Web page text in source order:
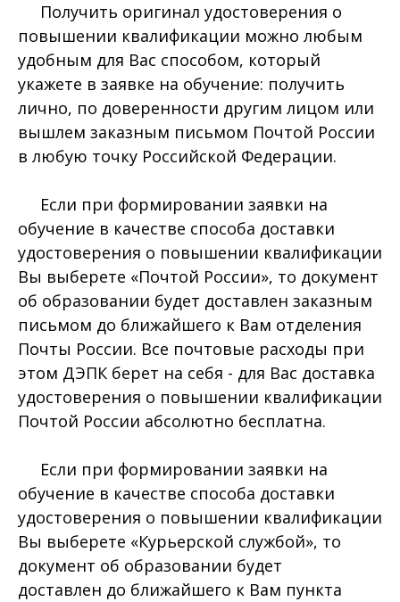
Получить оригинал удостоверения о
повышении квалификации можно любым
удобным для Вас способом, который
укажете в заявке на обучение: получить
лично, по доверенности другим лицом или
вышлем заказным письмом Почтой России
в любую точку Российской Федерации.
Если при формировании заявки на
обучение в качестве способа доставки
удостоверения о повышении квалификации
Вы выберете «Почтой России», то документ
об образовании будет доставлен заказным
письмом до ближайшего к Вам отделения
Почты России. Все почтовые расходы при
этом ДЭПК берет на себя - для Вас доставка
удостоверения о повышении квалификации
Почтой России абсолютно бесплатна.
Если при формировании заявки на
обучение в качестве способа доставки
удостоверения о повышении квалификации
Вы выберете «Курьерской службой», то
документ об образовании будет
доставлен до ближайшего к Вам пункта